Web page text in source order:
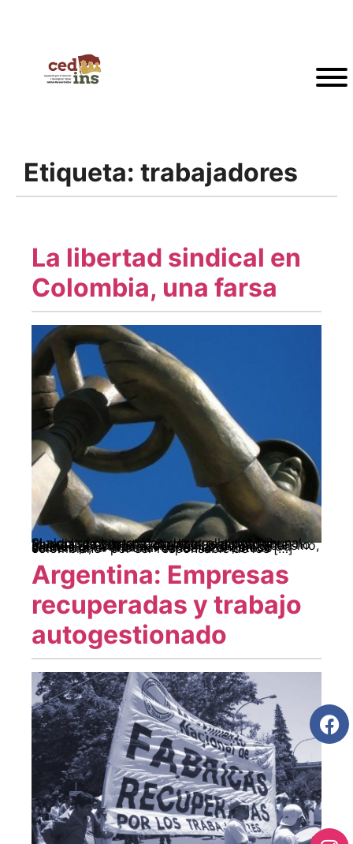
Etiqueta: trabajadores
La libertad sindical en
Colombia, una farsa
Si algo se constató en desarrollo del Tribunal Mundial de Libertad Sindical realizado en Bogotá, es que en Colombia, precisamente, no existe libertad para el ejercicio del sindicalismo, aunque el Estado neoliberal la reconoce de dientes para afuera. Por tal razón, en su sentencia, el Tribunal condenó al Estado colombiano “por ser responsable de los […]
Argentina: Empresas
recuperadas y trabajo
autogestionado